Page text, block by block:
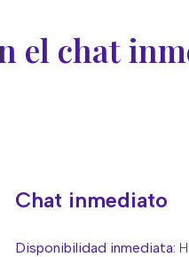
el chat
Chat inmediato
Disponibilidad inmediata: